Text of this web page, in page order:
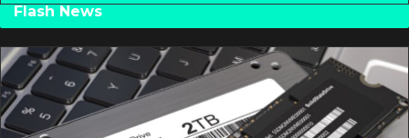
Flash News